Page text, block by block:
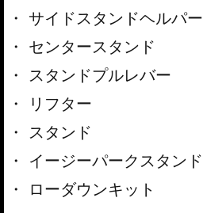
サイドスタンドヘルパー
センタースタンド
スタンドプルレバー
リフター
スタンド
イージーパークスタンド
ローダウンキット